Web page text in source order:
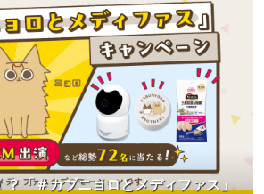
？「＃カブニョロとメディファス」